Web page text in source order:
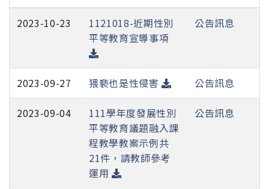
2023-10-23
1121018-近期性別
平等教育宣導事項
公告訊息
2023-09-27 猥褻也是性侵害 公告訊息
2023-09-04
111學年度發展性別
平等教育議題融入課
程教學教案示例共
21件，請教師參考
運用
公告訊息